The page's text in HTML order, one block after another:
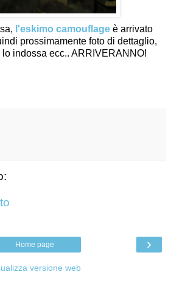
l'eskimo camouflage è arrivato
prossimamente foto di dettaglio,
indossa ecc.. ARRIVERANNO!
›
Home page
versione web